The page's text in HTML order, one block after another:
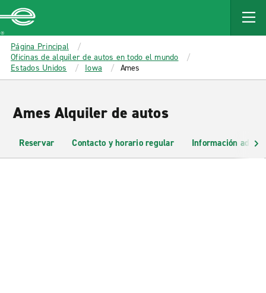
MAIN
CONTENT
Enterprise
Página Principal
Oficinas de alquiler de autos en todo el mundo
Estados Unidos
Iowa Ames
Ames Alquiler de autos
Reservar Contacto y horario regular Información